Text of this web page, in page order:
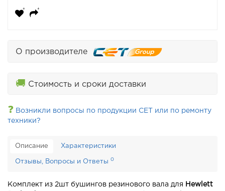
О производителе
🚚 Стоимость и сроки доставки
❓ Возникли вопросы по продукции CET или по ремонту
техники?
Описание Характеристики
Отзывы, Вопросы и Ответы 0
Комплект из 2шт бушингов резинового вала для
Hewlett